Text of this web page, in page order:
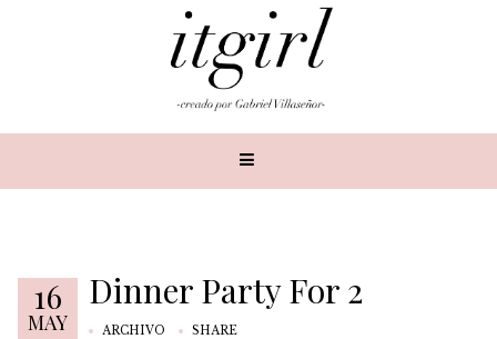
16
MAY
Dinner Party For 2
ARCHIVO SHARE